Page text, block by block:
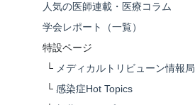
人気の医師連載・医療コラム
学会レポート（一覧）
特設ページ
└ メディカルトリビューン情報局
└ 感染症Hot Topics